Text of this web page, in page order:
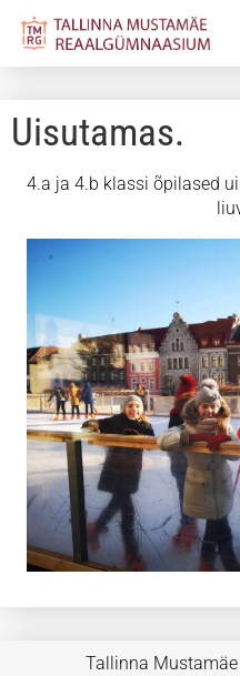
Uisutamas.
4.a ja 4.b klassi õpilased
Tallinna